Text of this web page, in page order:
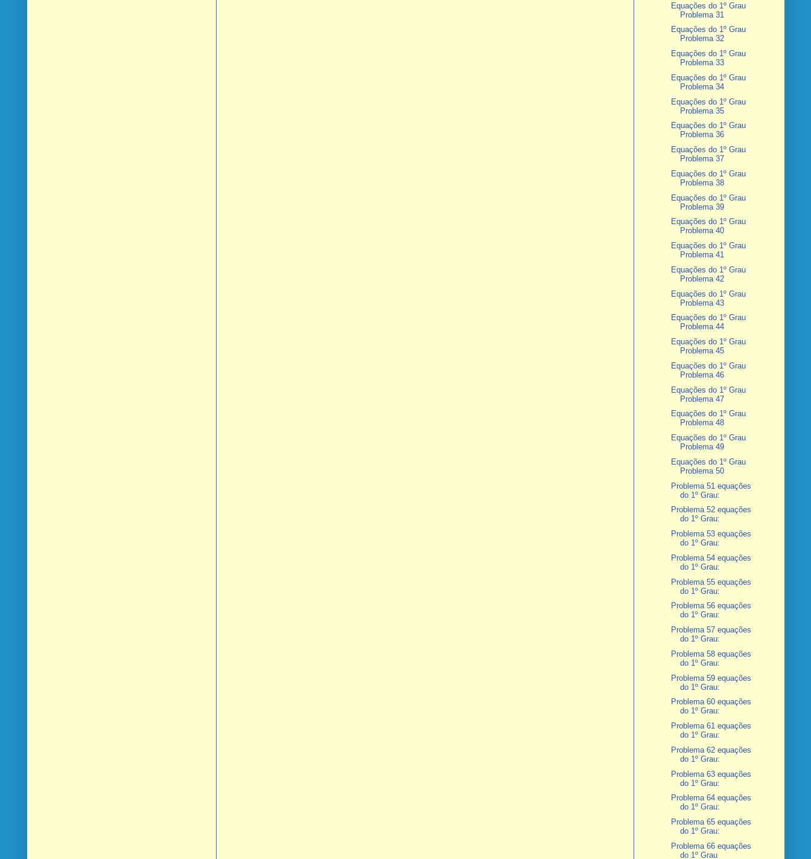
Equações do 1º Grau
Problema 31
Equações do 1º Grau
Problema 32
Equações do 1º Grau
Problema 33
Equações do 1º Grau
Problema 34
Equações do 1º Grau
Problema 35
Equações do 1º Grau
Problema 36
Equações do 1º Grau
Problema 37
Equações do 1º Grau
Problema 38
Equações do 1º Grau
Problema 39
Equações do 1º Grau
Problema 40
Equações do 1º Grau
Problema 41
Equações do 1º Grau
Problema 42
Equações do 1º Grau
Problema 43
Equações do 1º Grau
Problema 44
Equações do 1º Grau
Problema 45
Equações do 1º Grau
Problema 46
Equações do 1º Grau
Problema 47
Equações do 1º Grau
Problema 48
Equações do 1º Grau
Problema 49
Equações do 1º Grau
Problema 50
Problema 51 equações
do 1º Grau:
Problema 52 equações
do 1º Grau:
Problema 53 equações
do 1º Grau:
Problema 54 equações
do 1º Grau:
Problema 55 equações
do 1º Grau:
Problema 56 equações
do 1º Grau:
Problema 57 equações
do 1º Grau:
Problema 58 equações
do 1º Grau:
Problema 59 equações
do 1º Grau:
Problema 60 equações
do 1º Grau:
Problema 61 equações
do 1º Grau:
Problema 62 equações
do 1º Grau:
Problema 63 equações
do 1º Grau:
Problema 64 equações
do 1º Grau:
Problema 65 equações
do 1º Grau:
Problema 66 equações
do 1º Grau